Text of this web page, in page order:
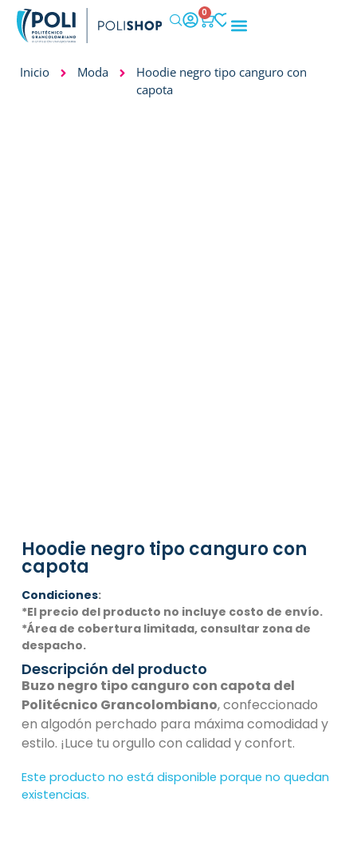
0
Inicio Moda
Hoodie negro tipo canguro con
capota
Hoodie negro tipo canguro con
capota
Condiciones:
*El precio del producto no incluye costo de envío.
*Área de cobertura limitada, consultar zona de
despacho.
Descripción del producto
Buzo negro tipo canguro con capota del
Politécnico Grancolombiano, confeccionado
en algodón perchado para máxima comodidad y
estilo. ¡Luce tu orgullo con calidad y confort.
Este producto no está disponible porque no quedan
existencias.